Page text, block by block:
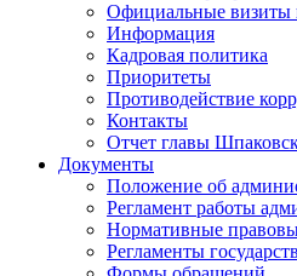
Официальные визиты
Информация
Кадровая политика
Приоритеты
Противодействие
Контакты
Отчет главы
Документы
Положение об
Регламент работы
Нормативные
Регламенты